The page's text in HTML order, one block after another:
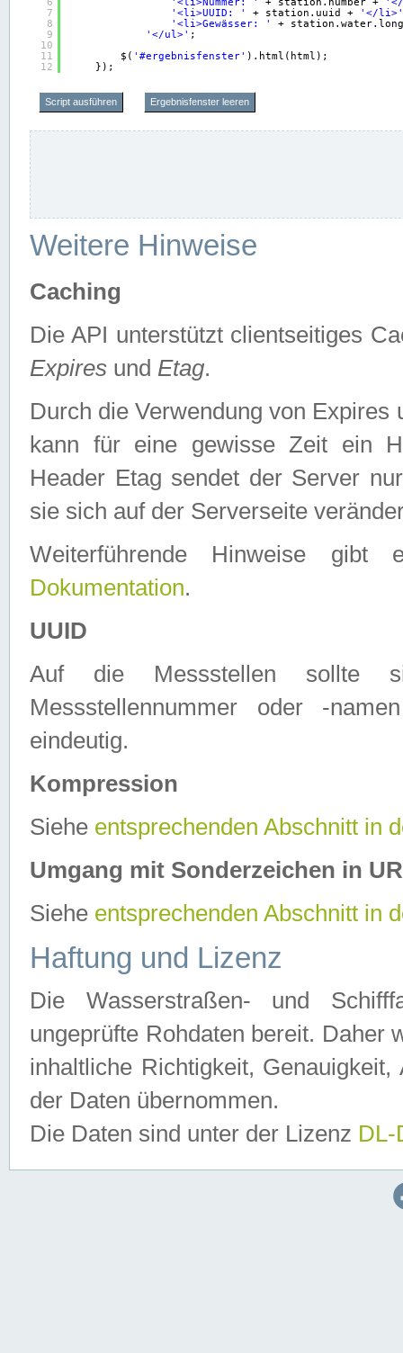
7
8
9
10
11
12
'<li>UUID: '
+ station.uuid +
'</li>'
'<li>Gewässer: '
+
'</ul>' ;
$( '#ergebnisfenster' ).html(html);
});
Script ausführen Ergebnisfenster leeren
Weitere Hinweise
Caching
Die API unterstützt clientseitiges
Expires und Etag.
Durch die Verwendung von
kann für eine gewisse Zeit ein
Header Etag sendet der Server
sie sich auf der Serverseite
Weiterführende Hinweise
Dokumentation.
UUID
Auf die Messstellen sollte
Messstellennummer oder -
eindeutig.
Kompression
Siehe entsprechenden Abschnitt in
Umgang mit Sonderzeichen in
Siehe entsprechenden Abschnitt in
Haftung und Lizenz
Die Wasserstraßen- und
ungeprüfte Rohdaten bereit. Daher
inhaltliche Richtigkeit,
der Daten übernommen.
Die Daten sind unter der Lizenz